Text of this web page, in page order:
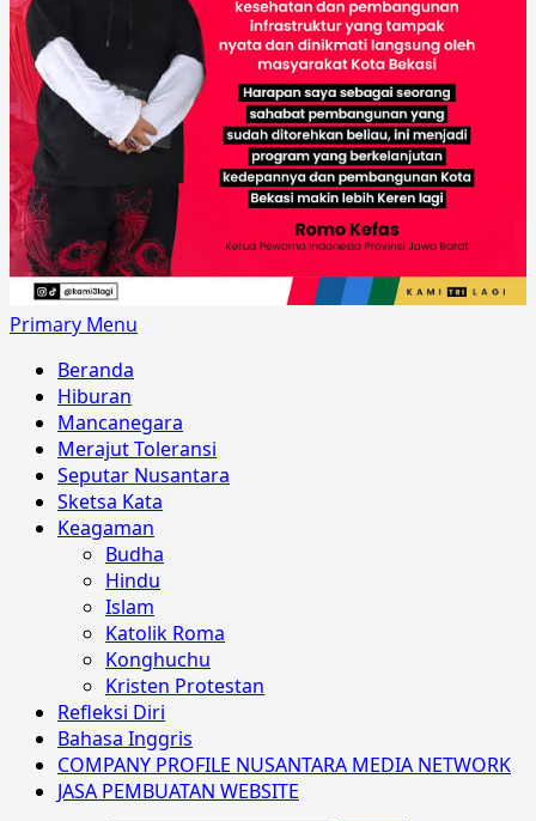
Primary Menu
Beranda
Hiburan
Mancanegara
Merajut Toleransi
Seputar Nusantara
Sketsa Kata
Keagaman
Budha
Hindu
Islam
Katolik Roma
Konghuchu
Kristen Protestan
Refleksi Diri
Bahasa Inggris
COMPANY PROFILE NUSANTARA MEDIA NETWORK
JASA PEMBUATAN WEBSITE